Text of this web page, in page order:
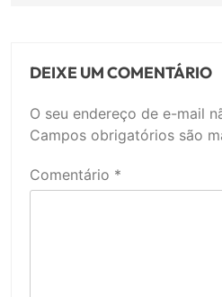
DEIXE UM COMENTÁRIO
O seu endereço de e-mail
Campos obrigatórios são
Comentário *